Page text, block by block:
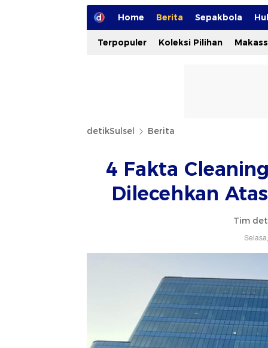
Home Berita Sepakbola
Terpopuler Koleksi Pilihan
detikSulsel Berita
4 Fakta
Dilecehkan
Tim